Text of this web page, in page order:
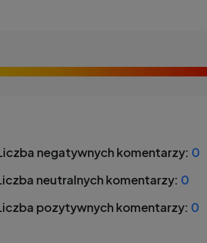
negatywnych komentarzy: 0
neutralnych komentarzy: 0
pozytywnych komentarzy: 0